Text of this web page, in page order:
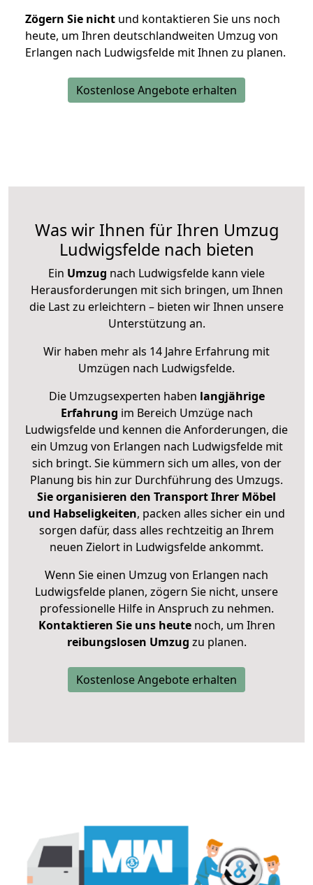
Zögern Sie nicht und kontaktieren Sie uns noch
heute, um Ihren deutschlandweiten Umzug von
Erlangen nach Ludwigsfelde mit Ihnen zu planen.
Kostenlose Angebote erhalten
Was wir Ihnen für Ihren Umzug
Ludwigsfelde nach bieten
Ein Umzug nach Ludwigsfelde kann viele
Herausforderungen mit sich bringen, um Ihnen
die Last zu erleichtern – bieten wir Ihnen unsere
Unterstützung an.
Wir haben mehr als 14 Jahre Erfahrung mit
Umzügen nach Ludwigsfelde.
Die Umzugsexperten haben langjährige
Erfahrung im Bereich Umzüge nach
Ludwigsfelde und kennen die Anforderungen, die
ein Umzug von Erlangen nach Ludwigsfelde mit
sich bringt. Sie kümmern sich um alles, von der
Planung bis hin zur Durchführung des Umzugs.
Sie organisieren den Transport Ihrer Möbel
und Habseligkeiten, packen alles sicher ein und
sorgen dafür, dass alles rechtzeitig an Ihrem
neuen Zielort in Ludwigsfelde ankommt.
Wenn Sie einen Umzug von Erlangen nach
Ludwigsfelde planen, zögern Sie nicht, unsere
professionelle Hilfe in Anspruch zu nehmen.
Kontaktieren Sie uns heutenoch, um Ihren
reibungslosen Umzug zu planen.
Kostenlose Angebote erhalten